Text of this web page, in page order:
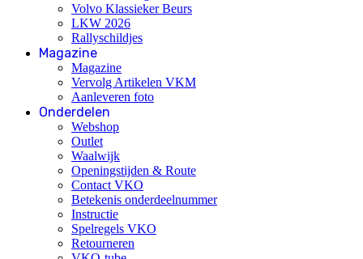
Volvo Klassieker Beurs
LKW 2026
Rallyschildjes
Magazine
Magazine
Vervolg Artikelen VKM
Aanleveren foto
Onderdelen
Webshop
Outlet
Waalwijk
Openingstijden & Route
Contact VKO
Betekenis onderdeelnummer
Instructie
Spelregels VKO
Retourneren